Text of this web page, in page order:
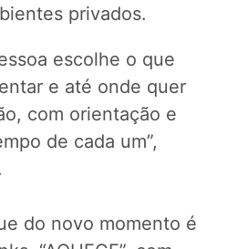
privados.
escolhe o que
e até onde quer
com orientação e
de cada um”,
do novo momento é